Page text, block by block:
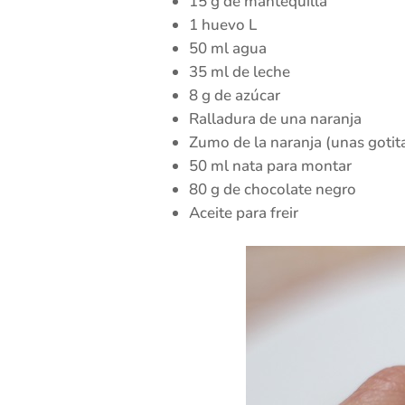
1 huevo L
50 ml agua
35 ml de leche
8 g de azúcar
Ralladura de una naranja
Zumo de la naranja (unas
50 ml nata para montar
80 g de chocolate negro
Aceite para freir